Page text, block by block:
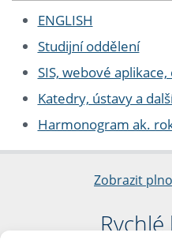
ENGLISH
Studijní oddělení
SIS, webové
Katedry, ústavy a
Harmonogram ak.
Zobrazit